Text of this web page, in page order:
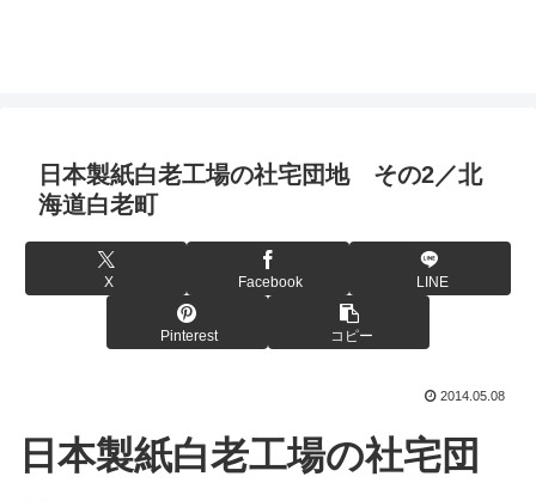
日本製紙白老工場の社宅団地 その2／北
海道白老町
X Facebook LINE
Pinterest コピー
2014.05.08
日本製紙白老工場の社宅団